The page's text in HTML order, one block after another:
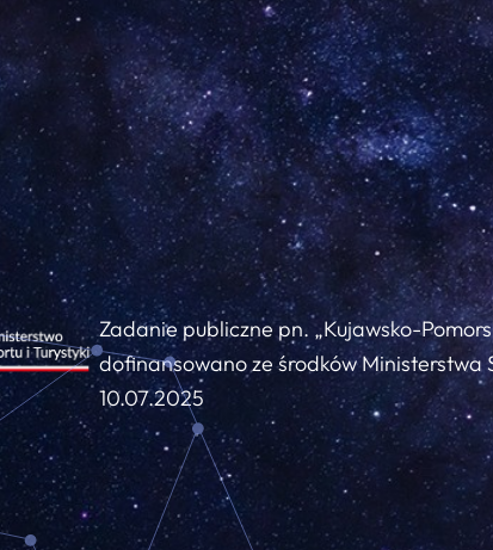
Zadanie publiczne pn. „Kujawsko-
dofinansowano ze środków Ministerstwa
10.07.2025